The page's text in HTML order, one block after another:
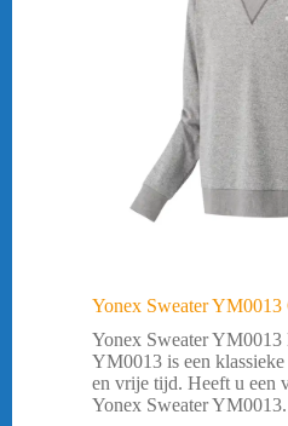
Yonex Sweater YM0013
Yonex Sweater YM0013
YM0013 is een
en vrije tijd. Heeft u een
Yonex Sweater